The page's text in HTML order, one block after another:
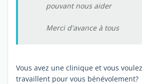
pouvant nous aider
Merci d'avance à tous
Vous avez une clinique et vous
travaillent pour vous bénévolement?